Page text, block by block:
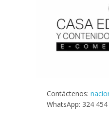
Contáctenos:
WhatsApp: 324